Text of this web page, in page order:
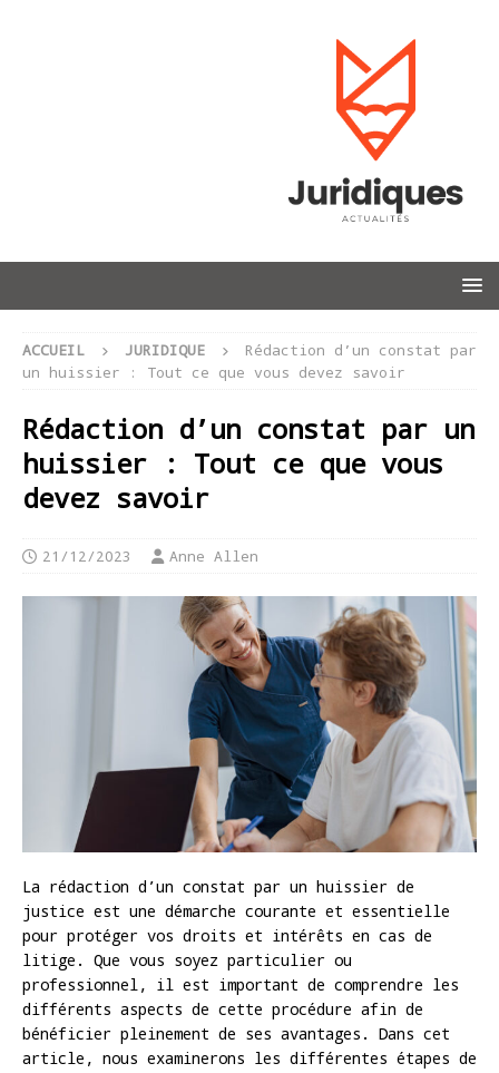
ACCUEIL JURIDIQUE
Rédaction d’un constat par
un huissier : Tout ce que vous devez savoir
Rédaction d’un constat par un
huissier : Tout ce que vous
devez savoir
21/12/2023 Anne Allen
La rédaction d’un constat par un huissier de
justice est une démarche courante et essentielle
pour protéger vos droits et intérêts en cas de
litige. Que vous soyez particulier ou
professionnel, il est important de comprendre les
différents aspects de cette procédure afin de
bénéficier pleinement de ses avantages. Dans cet
article, nous examinerons les différentes étapes de